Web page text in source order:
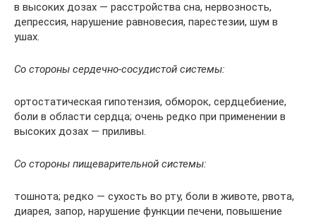
в высоких дозах — расстройства сна, нервозность,
депрессия, нарушение равновесия, парестезии, шум в
ушах.
Со стороны сердечно-сосудистой системы:
ортостатическая гипотензия, обморок, сердцебиение,
боли в области сердца; очень редко при применении в
высоких дозах — приливы.
Со стороны пищеварительной системы:
тошнота; редко — сухость во рту, боли в животе, рвота,
диарея, запор, нарушение функции печени, повышение